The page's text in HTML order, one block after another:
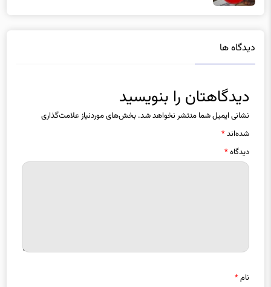
دیدگاه ها
دیدگاهتان را بنویسید
نشانی ایمیل شما منتشر نخواهد شد.
شده‌اند*
دیدگاه